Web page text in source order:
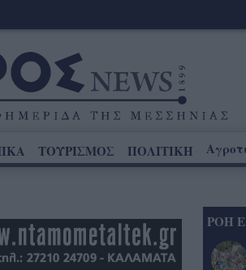
ΤΟΥΡΙΣΜΟΣ ΠΟΛΙΤΙΚΗ
ΡΟΗ